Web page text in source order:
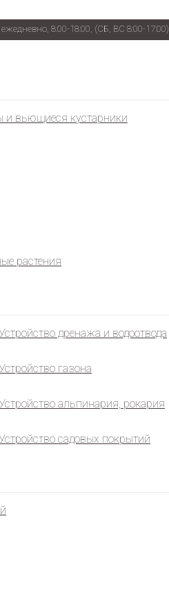
ежедневно, 8:00-18:00, (СБ, ВС 8:00-17:00)
и вьющиеся кустарники
дренажа и водоотвода
газона
альпинария, рокария
садовых покрытий
растения